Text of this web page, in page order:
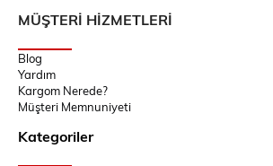
MÜŞTERİ HİZMETLERİ
Blog
Yardım
Kargom Nerede?
Müşteri Memnuniyeti
Kategoriler